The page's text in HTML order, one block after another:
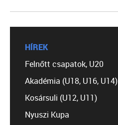
HÍREK
Felnőtt csapatok, U20
Akadémia (U18, U16, U14)
Kosársuli (U12, U11)
Nyuszi Kupa